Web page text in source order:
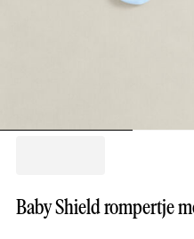
Baby Shield rompertje